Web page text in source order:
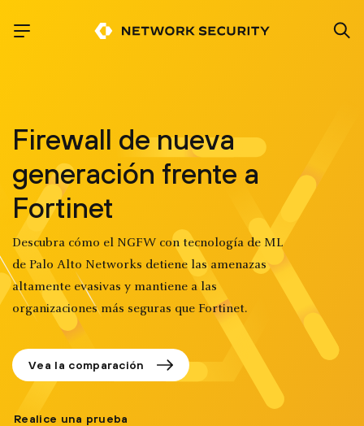
Firewall de nueva
generación frente a
Fortinet
Descubra cómo el NGFW con tecnología de ML
de Palo Alto Networks detiene las amenazas
altamente evasivas y mantiene a las
organizaciones más seguras que Fortinet.
Vea la comparación
Realice una prueba